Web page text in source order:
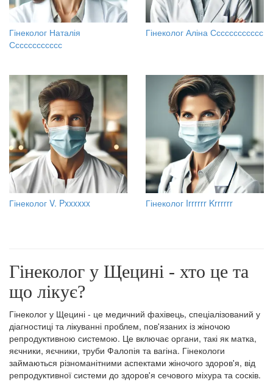
Гінеколог Наталія
Сссссссссссс
Гінеколог Аліна Сссссссссссс
Гінеколог V. Pxxxxxx Гінеколог Irrrrrr Krrrrrr
Гінеколог у Щецині - хто це та
що лікує?
Гінеколог у Щецині - це медичний фахівець, спеціалізований у
діагностиці та лікуванні проблем, пов'язаних із жіночою
репродуктивною системою. Це включає органи, такі як матка,
яєчники, яєчники, труби Фалопія та вагіна. Гінекологи
займаються різноманітними аспектами жіночого здоров'я, від
репродуктивної системи до здоров'я сечового міхура та сосків.